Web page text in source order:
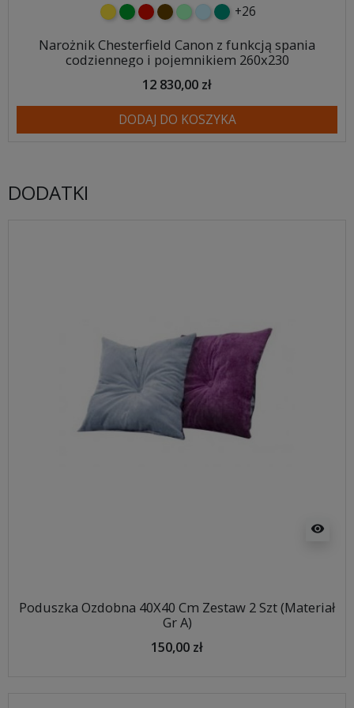
żółtyzielonyczerwony
czekoladowy
miętowybłękitny
turkusowy
+26
Narożnik Chesterfield Canon z funkcją spania
codziennego i pojemnikiem 260x230
12 830,00 zł
DODAJ DO KOSZYKA
DODATKI
visibility
Poduszka Ozdobna 40X40 Cm Zestaw 2 Szt (Materiał
Gr A)
150,00 zł